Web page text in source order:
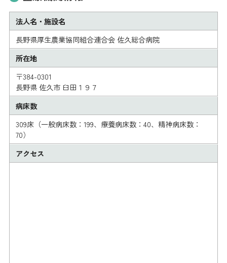
法人名・施設名
長野県厚生農業協同組合連合会 佐久総合病院
所在地
〒384-0301
長野県 佐久市 臼田１９７
病床数
309床（一般病床数：199、療養病床数：40、精神病床数：
70）
アクセス